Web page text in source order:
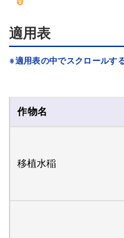
適用表
※適用表の中でスクロールす
作物名
移植水稲